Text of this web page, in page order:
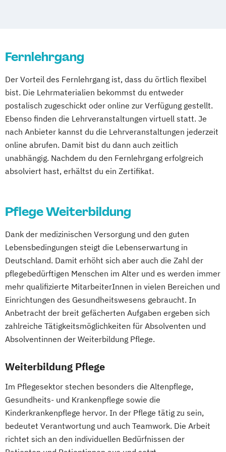
Medizinische Schreibkraft (SGD)
Menschen mit Demenz professionell
begleiten
Mentaltrainer/in Persönlichkeitstraining
Phytotherapie - Heilpflanzen kompetent
anwenden
Praktische Homöopathie
Praxismanagement
Praxiswissen der Gesundheitswirtschaft
Psychologische/r Berater/in – Naturcoach |
Lebensberatung in der Natur
Psychologische/r Berater/in – Paar- und
Familiencoach
Psychotherapie (Vorbereitung auf die
Prüfung nach Heilpraktikergesetz)
Traditionelle Europäische Medizin
"Lebensmittelunverträglichkeiten und -
Ernährungsberater/in Fachrichtung
„Ernährung in besonderen Lebensphasen“
Ernährungsberater/in für Sportler/innen
Ernährungsberater/in mit der Fachrichtung
Fachkraft für Osteoporose-Prophylaxe
Gesundheitspädagoge/-in -
Gesundheitsberater/-in Fachrichtung
Gesundheitspädagoge/-in -
Gesundheitsberater/-in Fachrichtung
"Ernährung in besonderen Lebensphasen"
Gesundheitspädagoge/-in -
"Heilpflanzenkunde"
Gesundheitspädagoge/-in -
Gesundheitsberater/-in mit Fachrichtung
Gewichtsmanagement
Grundlagen der Phytotherapie
Heilpflanzenkunde
Heilpraktiker/-in
Pflanzenkunde in der Ernährung
Sportmedizin
Tierernährungsberater/in
Traumafachberater/-in
Fernlehrgang
Der Vorteil des Fernlehrgang ist, dass du örtlich flexibel
bist. Die Lehrmaterialien bekommst du entweder
postalisch zugeschickt oder online zur Verfügung gestellt.
Ebenso finden die Lehrveranstaltungen virtuell statt. Je
nach Anbieter kannst du die Lehrveranstaltungen jederzeit
online abrufen. Damit bist du dann auch zeitlich
unabhängig. Nachdem du den Fernlehrgang erfolgreich
absolviert hast, erhältst du ein Zertifikat.
Pflege Weiterbildung
Dank der medizinischen Versorgung und den guten
Lebensbedingungen steigt die Lebenserwartung in
Deutschland. Damit erhöht sich aber auch die Zahl der
pflegebedürftigen Menschen im Alter und es werden immer
mehr qualifizierte MitarbeiterInnen in vielen Bereichen und
Einrichtungen des Gesundheitswesens gebraucht. In
Anbetracht der breit gefächerten Aufgaben ergeben sich
zahlreiche Tätigkeitsmöglichkeiten für Absolventen und
Absolventinnen der Weiterbildung Pflege.
Weiterbildung Pflege
Im Pflegesektor stechen besonders die Altenpflege,
Gesundheits- und Krankenpflege sowie die
Kinderkrankenpflege hervor. In der Pflege tätig zu sein,
bedeutet Verantwortung und auch Teamwork. Die Arbeit
richtet sich an den individuellen Bedürfnissen der